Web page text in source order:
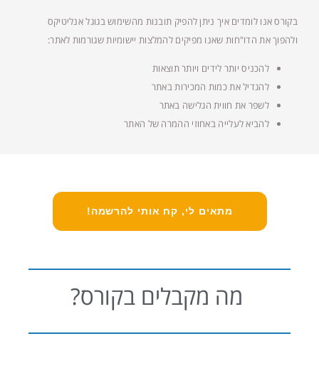
בקורס אנו לומדים איך ניתן להפיק תובנות מהשימוש בגוגל אנליטיקס
ולהפוך את הדו"חות שאנו מפיקים להמלצות יישומיות שגורמות לאתר:
להכניס יותר לידים ויותר תוצאות
להגדיל את כמות המכירות באתר
לשפר את חווית הגלישה באתר
להביא לעלייה באחוזי ההמרה של האתר
מתאים לי, קח אותי להרשמה!
מה מקבלים בקורס?